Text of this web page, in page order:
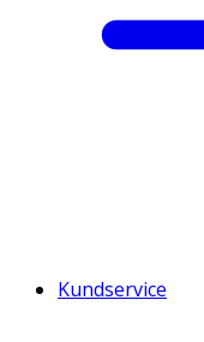
Kundservice